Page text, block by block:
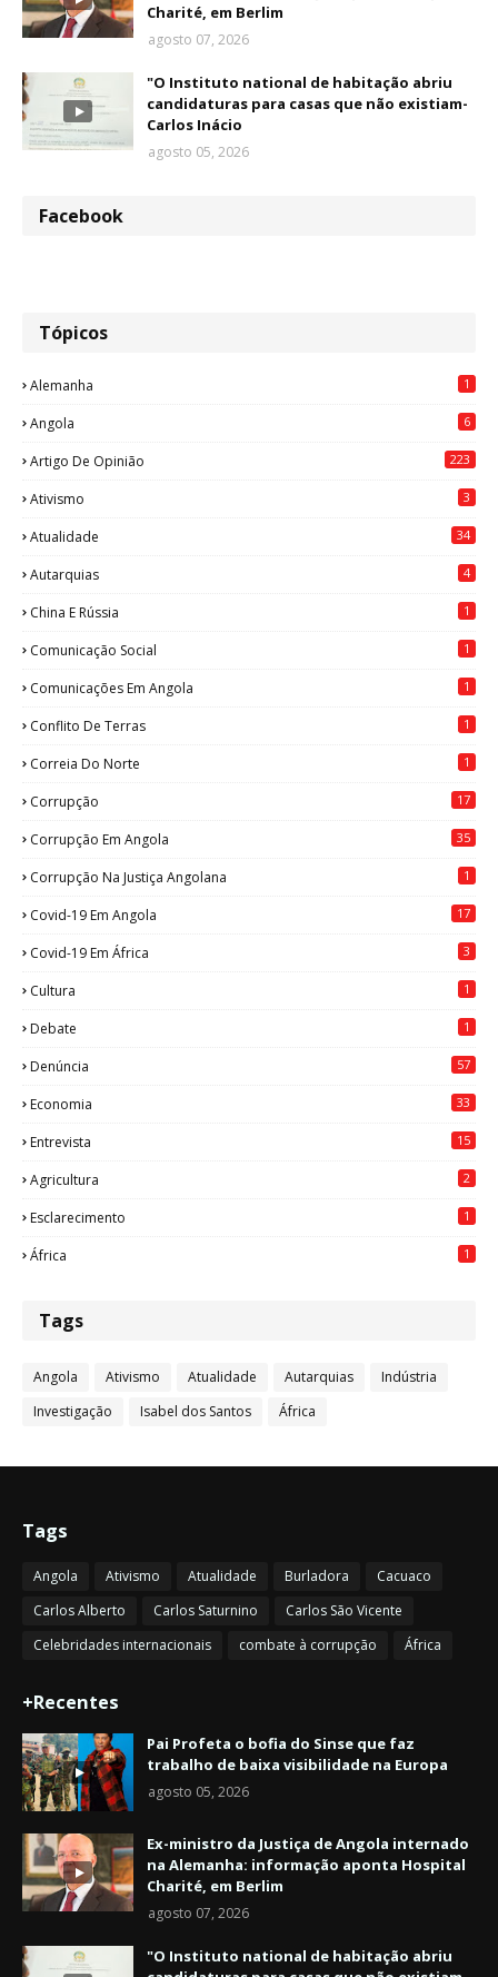
Charité, em Berlim
agosto 07, 2026
"O Instituto national de habitação abriu
candidaturas para casas que não existiam-
Carlos Inácio
agosto 05, 2026
Facebook
Tópicos
Alemanha 1
Angola 6
Artigo De Opinião 223
Ativismo 3
Atualidade 34
Autarquias 4
China E Rússia 1
Comunicação Social 1
Comunicações Em Angola 1
Conflito De Terras 1
Correia Do Norte 1
Corrupção 17
Corrupção Em Angola 35
Corrupção Na Justiça Angolana 1
Covid-19 Em Angola 17
Covid-19 Em África 3
Cultura 1
Debate 1
Denúncia 57
Economia 33
Entrevista 15
Agricultura 2
Esclarecimento 1
África 1
Tags
Angola Ativismo Atualidade Autarquias
Indústria
Investigação
Isabel dos Santos África
Tags
Angola Ativismo Atualidade Burladora
Cacuaco
Carlos Alberto
Carlos Saturnino
Carlos São Vicente
Celebridades internacionais
combate à corrupção África
+Recentes
Pai Profeta o bofia do Sinse que faz
trabalho de baixa visibilidade na Europa
agosto 05, 2026
Ex-ministro da Justiça de Angola internado
na Alemanha: informação aponta Hospital
Charité, em Berlim
agosto 07, 2026
"O Instituto national de habitação abriu